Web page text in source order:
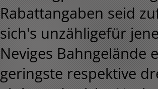
Rabattangaben seid
sich's unzähligefür
Neviges
geringste respektive